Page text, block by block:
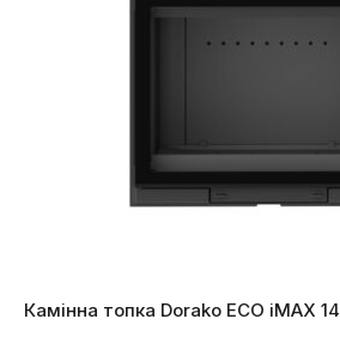
Камінна топка Dorako ECO iMAX 14